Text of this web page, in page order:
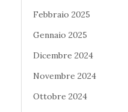
Febbraio 2025
Gennaio 2025
Dicembre 2024
Novembre 2024
Ottobre 2024